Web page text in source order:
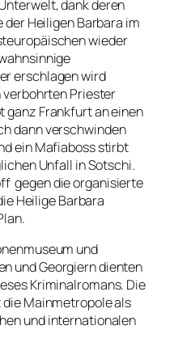
dank deren
Heiligen Barbara im
wieder
erschlagen wird
verbohrten Priester
ganz Frankfurt an einen
dann verschwinden
ein Mafiaboss stirbt
Unfall in Sotschi.
gegen die organisierte
Heilige Barbara
und
und Georgiern dienten
Kriminalromans. Die
Mainmetropole als
und internationalen